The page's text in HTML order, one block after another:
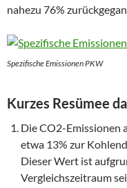
nahezu 76%
Spezifische Emissionen PKW
Kurzes Resümee
Die CO2-Emissionen
etwa 13% zur
Dieser Wert ist
Vergleichszeitraum